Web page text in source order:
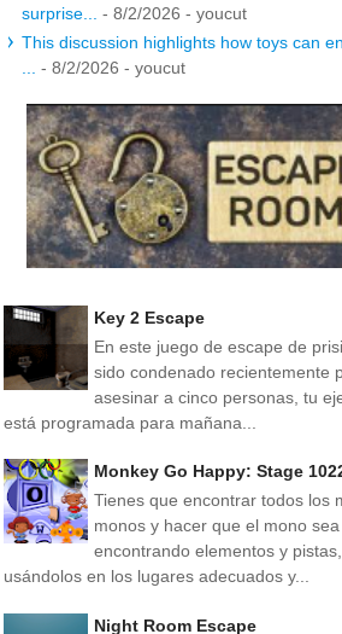
surprise...
- 8/2/2026 - youcut
This discussion highlights how toys can
- 8/2/2026 - youcut
Key 2 Escape
En este juego de escape de
sido condenado recientemente
asesinar a cinco personas, tu
está programada para mañana...
Monkey Go Happy: Stage
Tienes que encontrar todos los
monos y hacer que el mono
encontrando elementos y pistas,
usándolos en los lugares adecuados y...
Night Room Escape